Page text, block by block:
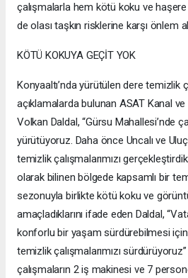
çalışmalarla hem kötü koku ve
de olası taşkın risklerine karşı önlem
KÖTÜ KOKUYA GEÇİT YOK
Konyaaltı’nda yürütülen dere temizlik
açıklamalarda bulunan ASAT Kanal
Volkan Daldal, “Gürsu Mahallesi’nde
yürütüyoruz. Daha önce Uncalı ve
temizlik çalışmalarımızı
olarak bilinen bölgede kapsamlı bir
sezonuyla birlikte kötü koku ve
amaçladıklarını ifade eden Daldal,
konforlu bir yaşam sürdürebilmesi
temizlik çalışmalarımızı
çalışmaların 2 iş makinesi ve 7